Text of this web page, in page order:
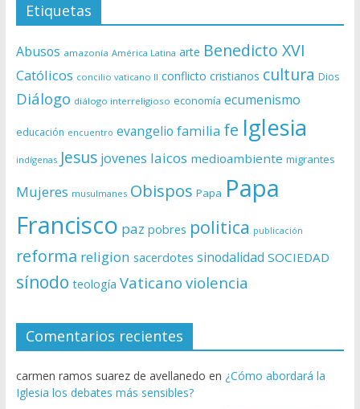
Etiquetas
Abusos amazonía América Latina arte Benedicto XVI
Católicos concilio vaticano II conflicto cristianos cultura Dios
Diálogo diálogo interreligioso economía ecumenismo
educación encuentro evangelio familia fe Iglesia
indígenas Jesus jovenes laicos medioambiente migrantes
Mujeres musulmanes Obispos Papa Papa
Francisco paz pobres politica publicación
reforma religion sacerdotes sinodalidad SOCIEDAD
sínodo teología Vaticano violencia
Comentarios recientes
carmen ramos suarez de avellanedo en ¿Cómo abordará la
Iglesia los debates más sensibles?